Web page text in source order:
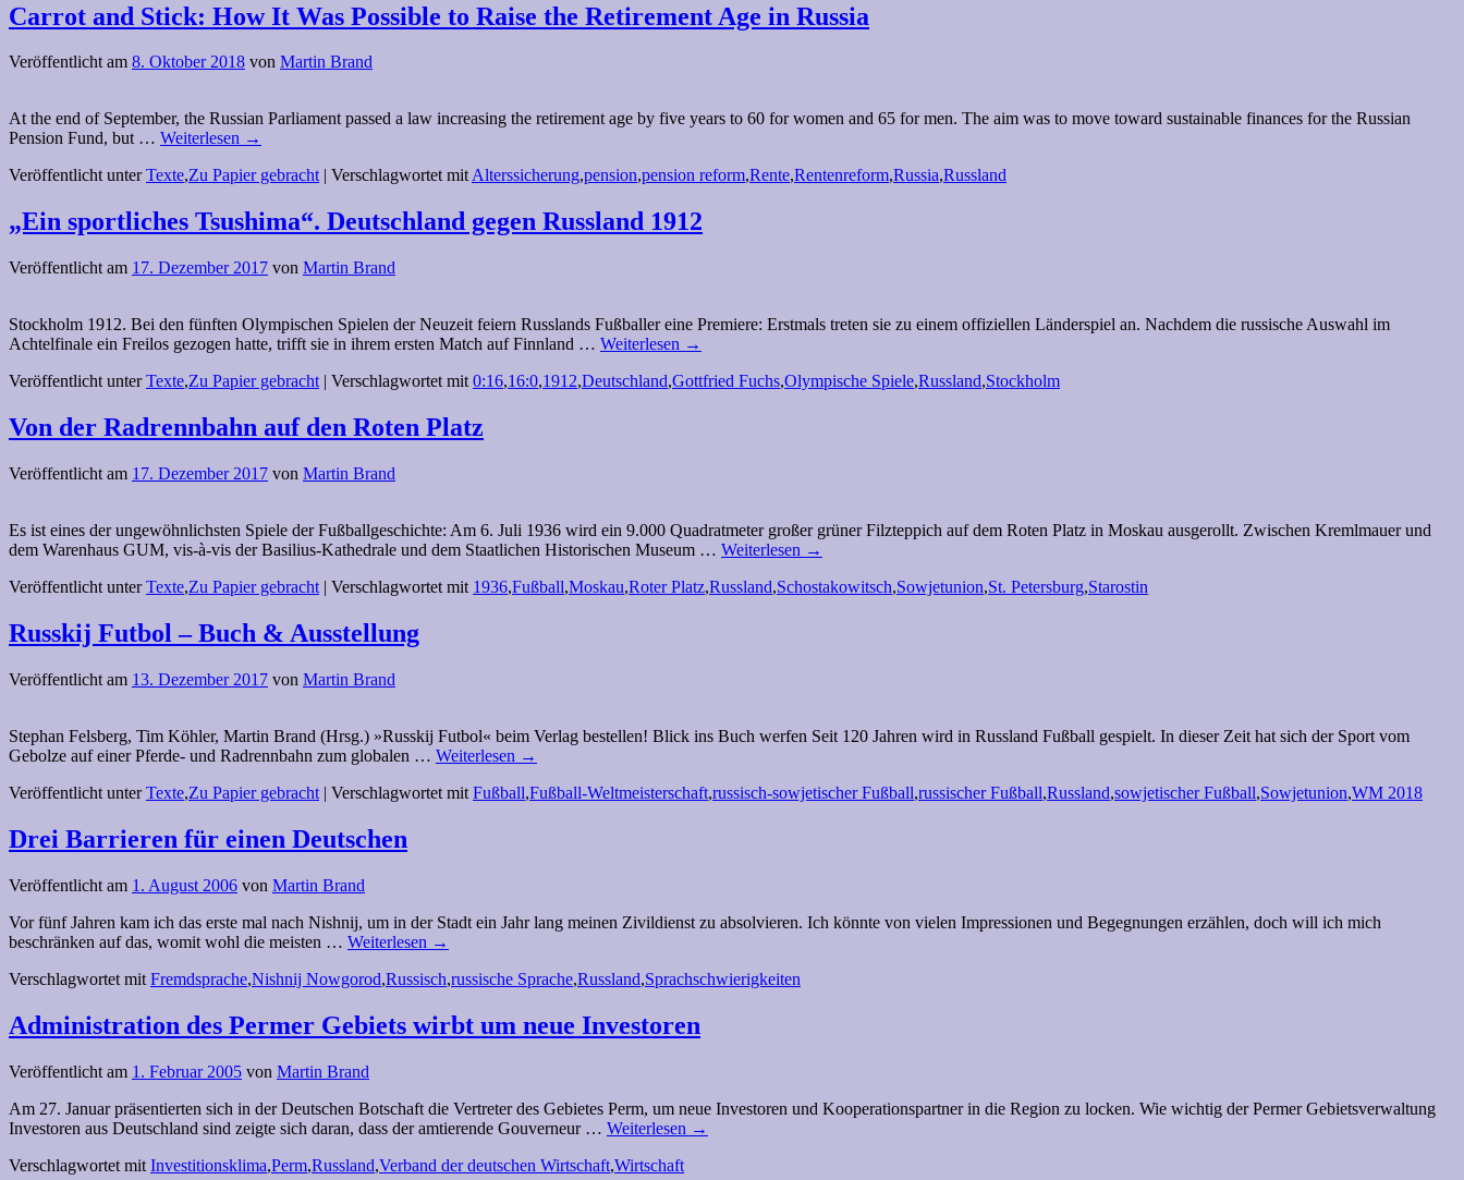
Carrot and Stick: How It Was Possible to Raise the Retirement Age in Russia
Veröffentlicht am 8. Oktober 2018 von Martin Brand
At the end of September, the Russian Parliament passed a law increasing the retirement age by five years to 60 for women and 65 for men. The aim was to move toward sustainable finances for the Russian
Pension Fund, but … Weiterlesen →
Veröffentlicht unter Texte,Zu Papier gebracht | Verschlagwortet mitAlterssicherung,pension,pension reform,Rente,Rentenreform,Russia,Russland
„Ein sportliches Tsushima“. Deutschland gegen Russland 1912
Veröffentlicht am 17. Dezember 2017 von Martin Brand
Stockholm 1912. Bei den fünften Olympischen Spielen der Neuzeit feiern Russlands Fußballer eine Premiere: Erstmals treten sie zu einem offiziellen Länderspiel an. Nachdem die russische Auswahl im
Achtelfinale ein Freilos gezogen hatte, trifft sie in ihrem ersten Match auf Finnland … Weiterlesen →
Veröffentlicht unter Texte,Zu Papier gebracht | Verschlagwortet mit 0:16,16:0,1912,Deutschland,Gottfried Fuchs,Olympische Spiele,Russland,Stockholm
Von der Radrennbahn auf den Roten Platz
Veröffentlicht am 17. Dezember 2017 von Martin Brand
Es ist eines der ungewöhnlichsten Spiele der Fußballgeschichte: Am 6. Juli 1936 wird ein 9.000 Quadratmeter großer grüner Filzteppich auf dem Roten Platz in Moskau ausgerollt. Zwischen Kremlmauer und
dem Warenhaus GUM, vis-à-vis der Basilius-Kathedrale und dem Staatlichen Historischen Museum … Weiterlesen →
Veröffentlicht unter Texte,Zu Papier gebracht | Verschlagwortet mit 1936,Fußball,Moskau,Roter Platz,Russland,Schostakowitsch,Sowjetunion,St. Petersburg,Starostin
Russkij Futbol – Buch & Ausstellung
Veröffentlicht am 13. Dezember 2017 von Martin Brand
Stephan Felsberg, Tim Köhler, Martin Brand (Hrsg.) »Russkij Futbol« beim Verlag bestellen! Blick ins Buch werfen Seit 120 Jahren wird in Russland Fußball gespielt. In dieser Zeit hat sich der Sport vom
Gebolze auf einer Pferde- und Radrennbahn zum globalen … Weiterlesen →
Veröffentlicht unter Texte,Zu Papier gebracht | Verschlagwortet mit Fußball,Fußball-Weltmeisterschaft,russisch-sowjetischer Fußball,russischer Fußball,Russland,sowjetischer Fußball,Sowjetunion,WM 2018
Drei Barrieren für einen Deutschen
Veröffentlicht am 1. August 2006 von Martin Brand
Vor fünf Jahren kam ich das erste mal nach Nishnij, um in der Stadt ein Jahr lang meinen Zivildienst zu absolvieren. Ich könnte von vielen Impressionen und Begegnungen erzählen, doch will ich mich
beschränken auf das, womit wohl die meisten … Weiterlesen →
Verschlagwortet mit Fremdsprache,Nishnij Nowgorod,Russisch,russische Sprache,Russland,Sprachschwierigkeiten
Administration des Permer Gebiets wirbt um neue Investoren
Veröffentlicht am 1. Februar 2005 von Martin Brand
Am 27. Januar präsentierten sich in der Deutschen Botschaft die Vertreter des Gebietes Perm, um neue Investoren und Kooperationspartner in die Region zu locken. Wie wichtig der Permer Gebietsverwaltung
Investoren aus Deutschland sind zeigte sich daran, dass der amtierende Gouverneur … Weiterlesen →
Verschlagwortet mit Investitionsklima,Perm,Russland,Verband der deutschen Wirtschaft,Wirtschaft